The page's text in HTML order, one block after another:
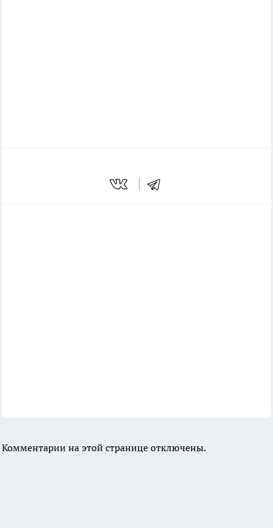
Комментарии на этой странице отключены.